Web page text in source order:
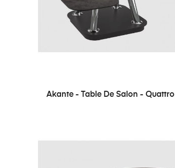
Akante - Table De Salon - Quattro